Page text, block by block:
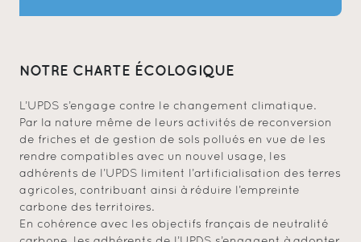
NOTRE CHARTE ÉCOLOGIQUE
L’UPDS s’engage contre le changement climatique.
Par la nature même de leurs activités de reconversion
de friches et de gestion de sols pollués en vue de les
rendre compatibles avec un nouvel usage, les
adhérents de l’UPDS limitent l’artificialisation des terres
agricoles, contribuant ainsi à réduire l’empreinte
carbone des territoires.
En cohérence avec les objectifs français de neutralité